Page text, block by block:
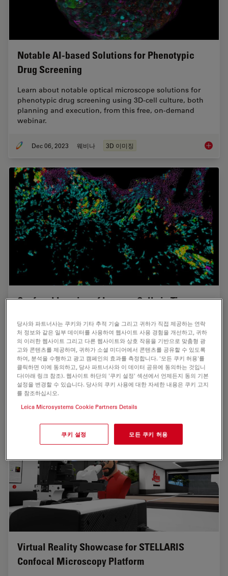
Notable AI-based Solutions for Phenotypic
Drug Screening
Learn about notable optical microscope solutions for
phenotypic drug screening using 3D-cell culture, both
planning and execution, from this free, on-demand
webinar.
Dec 06, 2023 웨비나 3D 이미징
Confocal Imaging of Immune Cells in Tissue
In this webinar, you will discover how to perform 10-
color acquisition using a confocal microscope. The
challenges of imaged-based approaches to identify skin
immune cells. A new pipeline to assess…
Dec 05, 2022
Virtual Reality Showcase for STELLARIS
Confocal Microscopy Platform
당사와 파트너사는 쿠키와 기타 추적 기술 그리고 귀하가 직접 제공하는 연락
처 정보와 같은 일부 데이터를 사용하여 웹사이트 사용 경험을 개선하고, 귀하
의 이러한 웹사이트 그리고 다른 웹사이트와 상호 작용을 기반으로 맞춤형 광
고와 콘텐츠를 제공하며, 귀하가 소셜 미디어에서 콘텐츠를 공유할 수 있도록
하여, 분석을 수행하고 광고 캠페인의 효과를 측정합니다. '모든 쿠키 허용'를
클릭하면 이에 동의하고, 당사 파트너사와 이 데이터 공유에 동의하는 것입니
다(아래 링크 참조). 웹사이트 하단의 '쿠키 설정' 섹션에서 언제든지 동의 기본
설정을 변경할 수 있습니다. 당사의 쿠키 사용에 대한 자세한 내용은 쿠키 고지
를 참조하십시오.
Leica Microsystems Cookie Partners Details
쿠키 설정 모든 쿠키 허용